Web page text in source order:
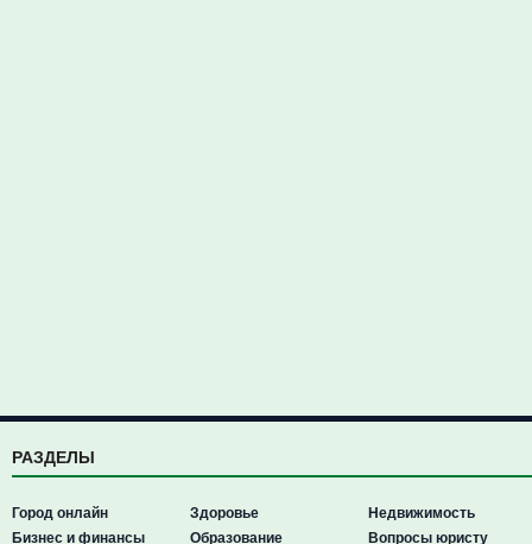
РАЗДЕЛЫ
Город онлайн
Бизнес и финансы
Здоровье
Образование
Недвижимость
Вопросы юристу